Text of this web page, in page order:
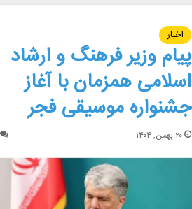
اخبار
پیام وزیر فرهنگ و ارشاد
اسلامی همزمان با آغاز
جشنواره موسیقی فجر
۲۰ بهمن, ۱۴۰۴